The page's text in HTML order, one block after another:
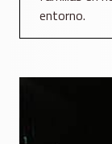
entorno.